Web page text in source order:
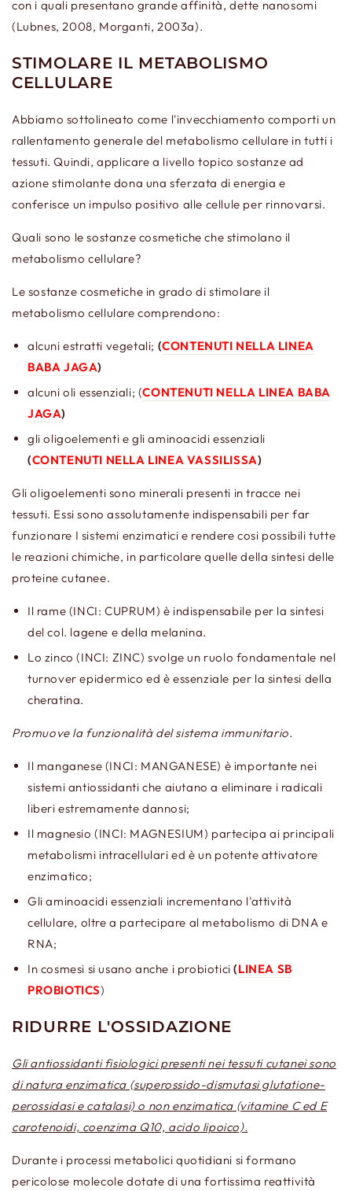
con i quali presentano grande affinità, dette nanosomi
(Lubnes, 2008, Morganti, 2003a).
STIMOLARE IL METABOLISMO
CELLULARE
Abbiamo sottolineato come l'invecchiamento comporti un
rallentamento generale del metabolismo cellulare in tutti i
tessuti. Quindi, applicare a livello topico sostanze ad
azione stimolante dona una sferzata di energia e
conferisce un impulso positivo alle cellule per rinnovarsi.
Quali sono le sostanze cosmetiche che stimolano il
metabolismo cellulare?
Le sostanze cosmetiche in grado di stimolare il
metabolismo cellulare comprendono:
alcuni estratti vegetali; (CONTENUTI NELLA LINEA
BABA JAGA)
alcuni oli essenziali; (CONTENUTI NELLA LINEA BABA
JAGA)
gli oligoelementi e gli aminoacidi essenziali
(CONTENUTI NELLA LINEA VASSILISSA)
Gli oligoelementi sono minerali presenti in tracce nei
tessuti. Essi sono assolutamente indispensabili per far
funzionare I sistemi enzimatici e rendere cosi possibili tutte
le reazioni chimiche, in particolare quelle della sintesi delle
proteine cutanee.
Il rame (INCI: CUPRUM) è indispensabile per la sintesi
del col. lagene e della melanina.
Lo zinco (INCI: ZINC) svolge un ruolo fondamentale nel
turnover epidermico ed è essenziale per la sintesi della
cheratina.
Promuove la funzionalità del sistema immunitario.
Il manganese (INCI: MANGANESE) è importante nei
sistemi antiossidanti che aiutano a eliminare i radicali
liberi estremamente dannosi;
Il magnesio (INCI: MAGNESIUM) partecipa ai principali
metabolismi intracellulari ed è un potente attivatore
enzimatico;
Gli aminoacidi essenziali incrementano l'attività
cellulare, oltre a partecipare al metabolismo di DNA e
RNA;
In cosmesi si usano anche i probiotici(LINEA SB
PROBIOTICS)
RIDURRE L'OSSIDAZIONE
Gli antiossidanti fisiologici presenti nei tessuti cutanei sono
di natura enzimatica (superossido-dismutasi glutatione-
perossidasi e catalasi) o non enzimatica (vitamine C ed E
carotenoidi, coenzima Q10, acido lipoico).
Durante i processi metabolici quotidiani si formano
pericolose molecole dotate di una fortissima reattività